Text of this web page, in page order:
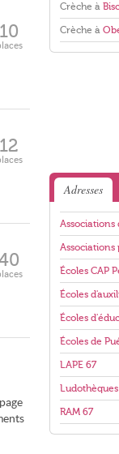
10
12
Crèche à
Crèche à
Adresses
Associations
Écoles CAP
Écoles
Écoles
Écoles de
LAPE 67
RAM 67